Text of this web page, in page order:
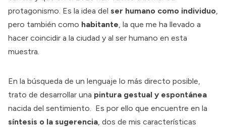
protagonismo. Es la idea del ser humano como individuo
pero también como habitante , la que me ha llevado a
hacer coincidir a la ciudad y al ser humano en esta
muestra.
En la búsqueda de un lenguaje lo más directo posible,
trato de desarrollar una pintura gestual y espontánea
nacida del sentimiento. Es por ello que encuentre en la
síntesis o la sugerencia , dos de mis características